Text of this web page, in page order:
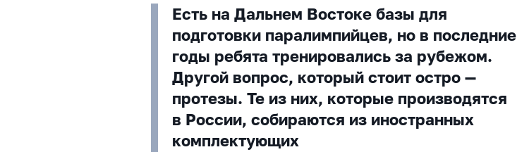
Есть на Дальнем Востоке базы для
подготовки паралимпийцев, но в последние
годы ребята тренировались за рубежом.
Другой вопрос, который стоит остро —
протезы. Те из них, которые производятся
в России, собираются из иностранных
комплектующих